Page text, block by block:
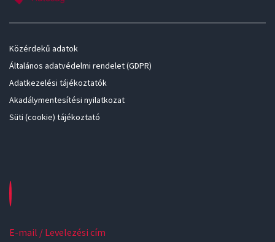
Közérdekű adatok
Általános adatvédelmi rendelet (GDPR)
Adatkezelési tájékoztatók
Akadálymentesítési nyilatkozat
Süti (cookie) tájékoztató
E-mail / Levelezési cím